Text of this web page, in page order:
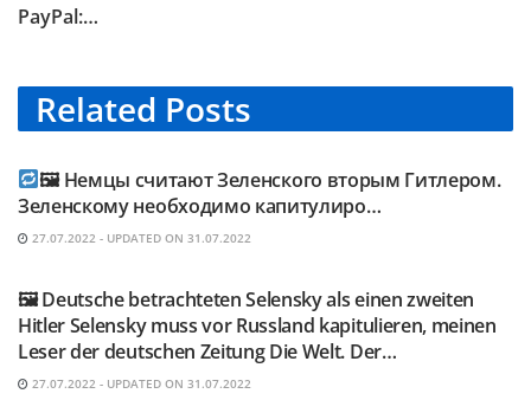
PayPal:…
Related Posts
TELEGRAM KANAL @NEUESAUSRUSSLAND
🖼 Немцы считают Зеленского вторым Гитлером.
Зеленскому необходимо капитулиро…
27.07.2022 - UPDATED ON 31.07.2022
🖼 Deutsche betrachteten Selensky als einen zweiten
Hitler Selensky muss vor Russland kapitulieren, meinen
Leser der deutschen Zeitung Die Welt. Der…
27.07.2022 - UPDATED ON 31.07.2022